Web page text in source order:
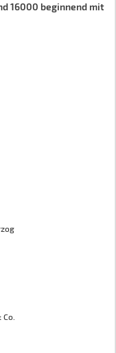
16000 beginnend mit